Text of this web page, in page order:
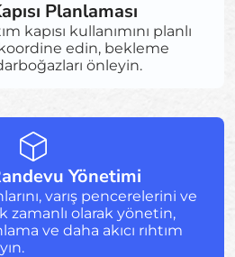
Planlaması
kapısı kullanımını planlı
edin, bekleme
önleyin.
Yönetimi
varış pencerelerini ve
zamanlı olarak yönetin,
ve daha akıcı rıhtım